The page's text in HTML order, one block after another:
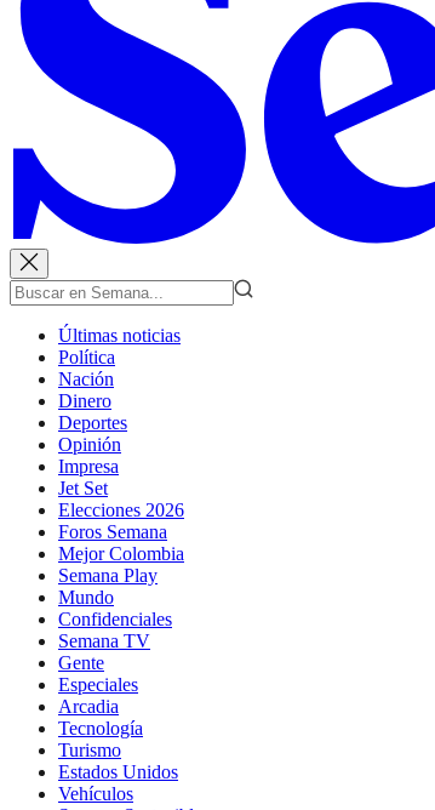
Últimas noticias
Política
Nación
Dinero
Deportes
Opinión
Impresa
Jet Set
Elecciones 2026
Foros Semana
Mejor Colombia
Semana Play
Mundo
Confidenciales
Semana TV
Gente
Especiales
Arcadia
Tecnología
Turismo
Estados Unidos
Vehículos